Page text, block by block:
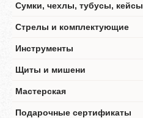
Сумки, чехлы, тубусы, кейсы
Стрелы и комплектующие
Инструменты
Щиты и мишени
Мастерская
Подарочные сертификаты